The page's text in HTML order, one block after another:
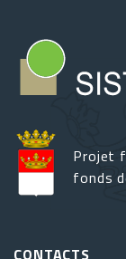
Projet
fonds
CONTACTS